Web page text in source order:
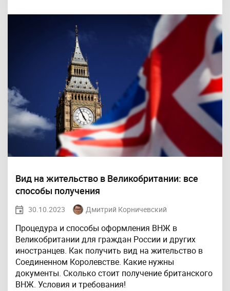
Вид на жительство в Великобритании: все
способы получения
30.10.2023 Дмитрий Корничевский
Процедура и способы оформления ВНЖ в
Великобритании для граждан России и других
иностранцев. Как получить вид на жительство в
Соединенном Королевстве. Какие нужны
документы. Сколько стоит получение британского
ВНЖ. Условия и требования!